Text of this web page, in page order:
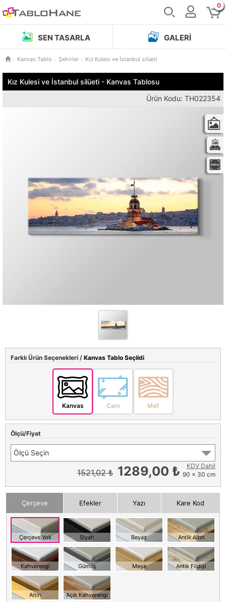
0
SEN TASARLA GALERI
Kanvas Tablo Şehirler Kız Kulesi ve İstanbul silüeti
Kız Kulesi ve İstanbul silüeti - Kanvas Tablosu
Ürün Kodu: TH022354
Farklı Ürün Seçenekleri / Kanvas Tablo Seçildi
Kanvas Cam Mdf
Ölçü/Fiyat
Ölçü Seçin
1521,02 ₺ 1289,00 ₺
KDV Dahil
90 x 30 cm
Çerçeve Efekler Yazı Kare Kod
Çerçeve Yok Siyah Beyaz Antik Altın
Kahverengi Gümüş Meşe Antik Fildişi
Altın Açık Kahverengi